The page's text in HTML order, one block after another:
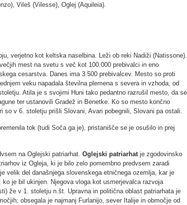
Vileš (Vilesse), Oglej (Aquileia).
verjetno kot keltska naselbina. Leži ob reki Nadiži (Natissone).
mest na svetu s več kot 100.000 prebivalci in eno
cesarstva. Danes ima 3.500 prebivalcev. Mesto so proti
veku napadala številna plemena s severa in vzhoda, od
Atila je s svojimi Huni tako pedantno razrušil mesto, da se
ter ustanovili Gradež in Benetke. Ko so mesto končno
v 6. stoletju prišli Slovani, Avari pobegnili, Slovani pa ostali.
tok (tudi Soča ga je), pristanišče se je osušilo in prej
na Oglejski patriarhat. Oglejski patriarhat je zgodovinsko
iz Ogleja, ki je bilo zelo pomembno predvsem zaradi
velik del današnjega slovenskega etničnega ozemlja, kar je
je bil ukinjen. Njegova vloga kot usmerjevalca razvoja
že v 1. stoletju n.št. Upravna in politična oblast patriarhata je
obsegala je najmanj Furlanijo, sever Italije in območje od